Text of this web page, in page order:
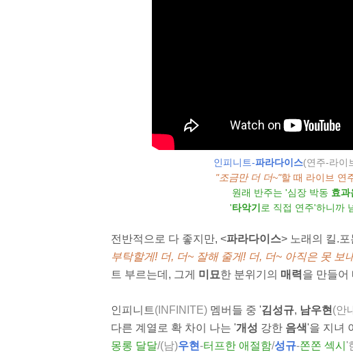
인피니트-파라다이스(연주-라이
"조금만 더 더~"할 때 라이브 연
원래 반주는 '심장 박동 효과
'타악기 로 직접 연주'하니까
전반적으로 다 좋지만, <파라다이스> 노래의 킬.포
부탁할게! 더, 더~ 잘해 줄게! 더, 더~ 아직은 못 보
트 부르는데, 그게 미묘한 분위기의 매력 을 만들어
인피니트 (INFINITE) 멤버들 중 '김성규, 남우현 (안
다른 계열로 확 차이 나는 '개성 강한 음색'을 지녀
몽롱 달달/(남)우현-터프한 애절함/성규-쫀쫀 섹시 '